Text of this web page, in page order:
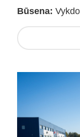
Būsena: